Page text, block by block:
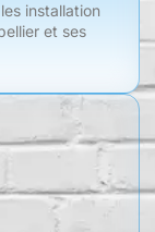
installation
et ses